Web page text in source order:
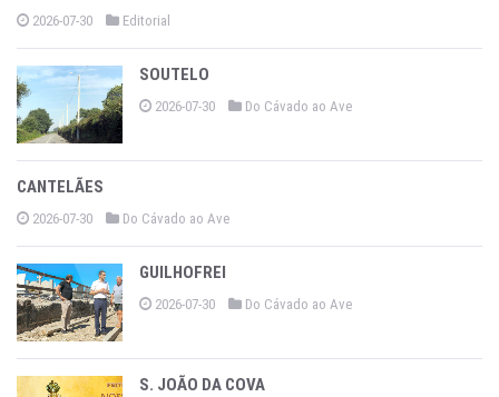
2026-07-30 Editorial
SOUTELO
2026-07-30 Do Cávado ao Ave
CANTELÃES
2026-07-30 Do Cávado ao Ave
GUILHOFREI
2026-07-30 Do Cávado ao Ave
S. JOÃO DA COVA